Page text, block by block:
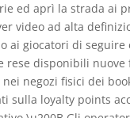
ed aprì la strada ai
video ad alta
ai giocatori di
rese disponibili
negozi fisici dei
loyalty points